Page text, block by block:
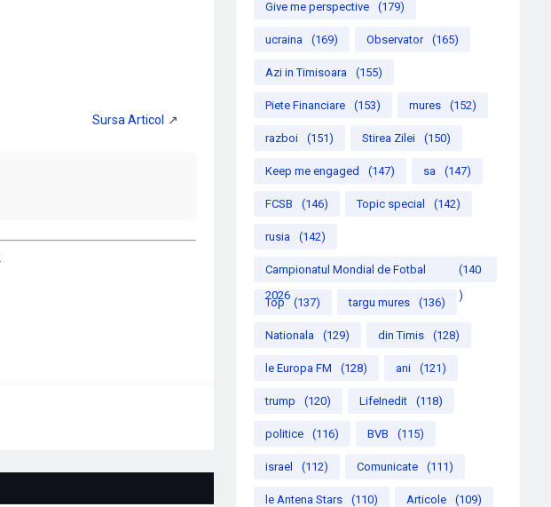
Give me perspective (179)
ucraina (169) Observator (165)
Azi in Timisoara (155)
Piete Financiare (153) mures (152)
razboi (151) Stirea Zilei (150)
Keep me engaged (147) sa (147)
FCSB (146) Topic special (142)
rusia (142)
Campionatul Mondial de Fotbal
2026
(140
)
Top (137) targu mures (136)
Nationala (129) din Timis (128)
le Europa FM (128) ani (121)
trump (120) LifeInedit (118)
politice (116) BVB (115)
israel (112) Comunicate (111)
le Antena Stars (110) Articole (109)